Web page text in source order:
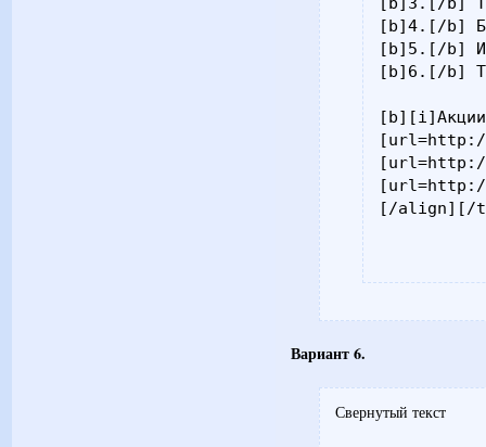
[b]3.[/b]
[b]4.[/b]
[b]5.[/b]
[b]6.[/b]
[url=http://
[url=http://
[url=http://
[/align][/
Вариант 6.
Свернутый текст